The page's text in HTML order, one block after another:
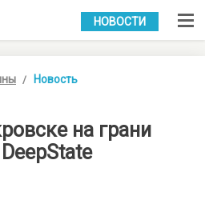
УКР РУС
НОВОСТИ
Новость
на грани